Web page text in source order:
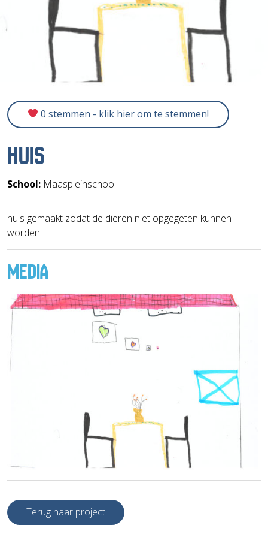
0 stemmen - klik hier om te stemmen!
HUIS
School: Maaspleinschool
huis gemaakt zodat de dieren niet opgegeten kunnen
worden.
MEDIA
Terug naar project